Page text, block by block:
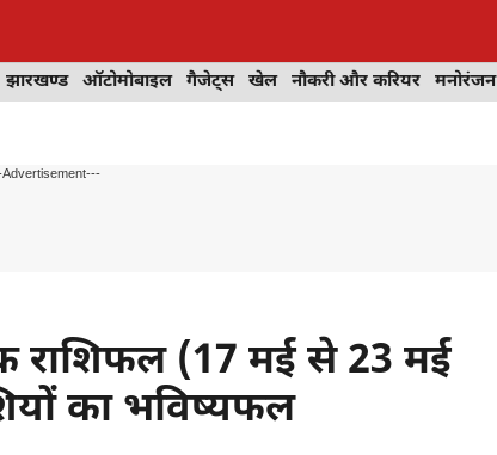
झारखण्ड ऑटोमोबाइल गैजेट्स खेल नौकरी और करियर मनोरंजन
राशिफल (17 मई से 23 मई
का भविष्यफल